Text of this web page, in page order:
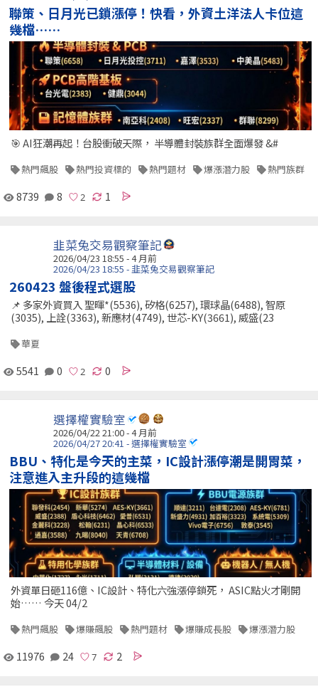
聯策、日月光已鎖漲停！快看，外資土洋法人卡位這
幾檔……
🎯 AI狂潮再起！台股衝破天際， 半導體封裝族群全面爆發 &#
熱門飆股 熱門投資標的 熱門題材 爆漲潛力股 熱門族群
8739 8 1
韭菜兔交易觀察筆記
2026/04/23 18:55 - 4 月前
2026/04/23 18:55 - 韭菜兔交易觀察筆記
260423 盤後程式選股
📌 多家外資買入 聖暉*(5536), 矽格(6257), 環球晶(6488), 智原
(3035), 上詮(3363), 新應材(4749), 世芯-KY(3661), 威盛(23
華夏
5541 0 0
選擇權實驗室
2026/04/22 21:00 - 4 月前
2026/04/27 20:41 - 選擇權實驗室
BBU、特化是今天的主菜，IC設計漲停潮是開胃菜，
注意進入主升段的這幾檔
外資單日砸116億、IC設計、特化六強漲停鎖死， ASIC點火才剛開
始…… 今天 04/2
熱門飆股 爆賺飆股 熱門題材 爆賺成長股 爆漲潛力股
11976 24 2